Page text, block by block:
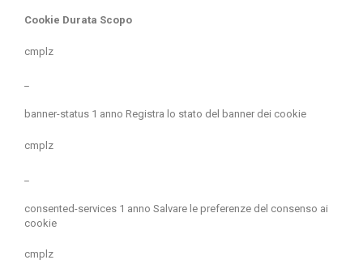
Cookie Durata Scopo
cmplz
banner-status 1 anno Registra lo stato del banner dei cookie
cmplz
consented-services 1 anno Salvare le preferenze del consenso ai
cookie
cmplz